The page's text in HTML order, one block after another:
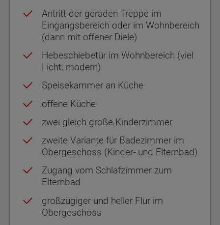
Antritt der geraden Treppe im
Eingangsbereich oder im Wohnbereich
(dann mit offener Diele)
Hebeschiebetür im Wohnbereich (viel
Licht, modern)
Speisekammer an Küche
offene Küche
zwei gleich große Kinderzimmer
zweite Variante für Badezimmer im
Obergeschoss (Kinder- und Elternbad)
Zugang vom Schlafzimmer zum
Elternbad
großzügiger und heller Flur im
Obergeschoss